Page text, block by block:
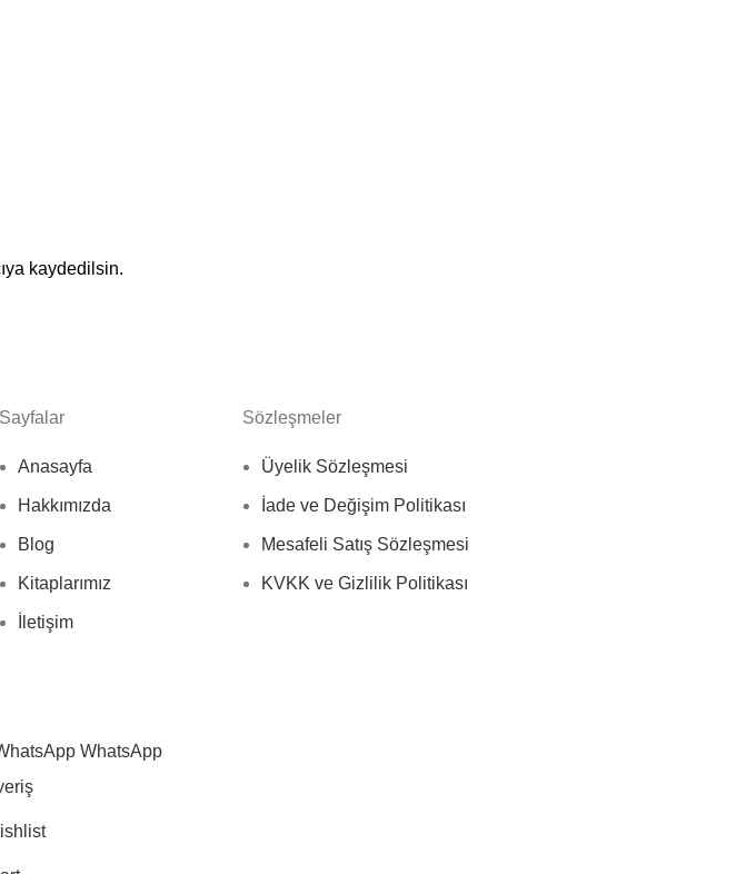
kaydedilsin.
Sayfalar
Anasayfa
Hakkımızda
Blog
Kitaplarımız
İletişim
Sözleşmeler
Üyelik Sözleşmesi
İade ve Değişim Politikası
Mesafeli Satış Sözleşmesi
KVKK ve Gizlilik Politikası
WhatsApp